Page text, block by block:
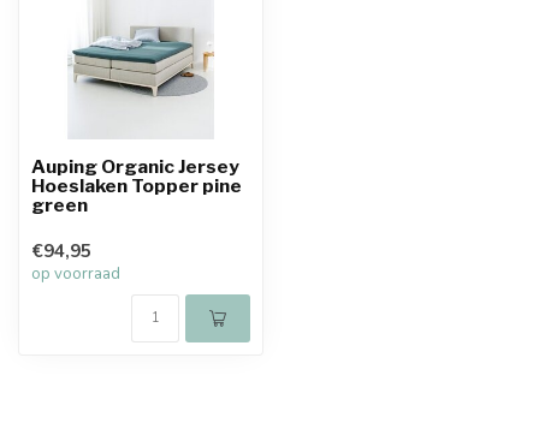
Auping Organic Jersey
Hoeslaken Topper pine
green
€94,95
op voorraad